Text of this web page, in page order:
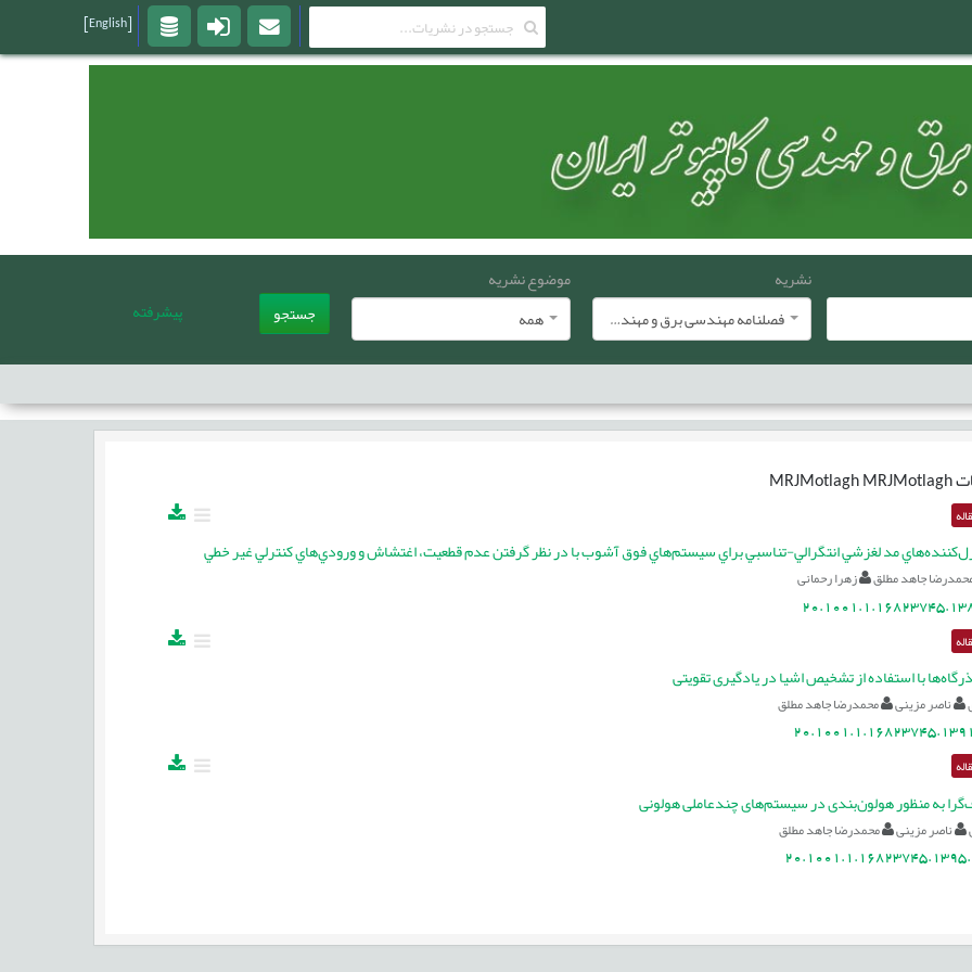
نشریه
فصلنامه مهندسی برق و مهندسی کامپيوتر ايران
موضوع نشریه
همه
جستجو پیشرفته
MRJMotlagh MRJMotlagh
مد لغزشي انتگرالي-تناسبي براي سيستم‌هاي فوق آشوب با در نظر گرفتن عدم قطعيت، اغتشاش و ورودي‌هاي کنترلي غير خطي
جاهد مطلق زهرا رحمانی
با استفاده از تشخیص اشیا در یادگیری تقویتی
ناصر مزینی محمدرضا جاهد مطلق
به منظور هولون‌بندی در سیستم‌های چندعاملی هولونی
ناصر مزینی محمدرضا جاهد مطلق
[English]